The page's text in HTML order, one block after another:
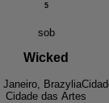
5
sob
Wicked
Janeiro, Brazylia
Cidade das Artes